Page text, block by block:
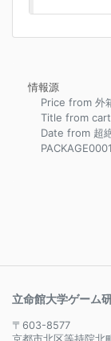
情報源
Price from 外
Title from
Date from 超
立命館大学ゲーム
〒603-8577